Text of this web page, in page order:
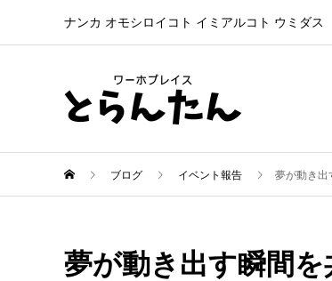
ナンカ オモシロイコト イミアルコト ウミダス
ブログ イベント報告 夢が動き出
夢が動き出す瞬間を